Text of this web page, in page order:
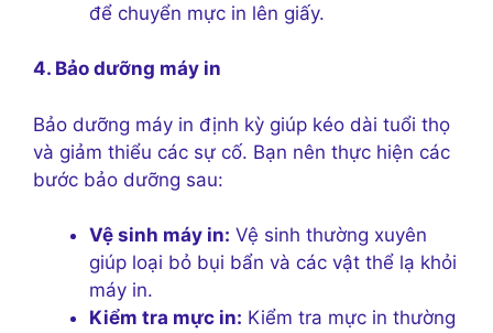
để chuyển mực in lên giấy.
4. Bảo dưỡng máy in
Bảo dưỡng máy in định kỳ giúp kéo dài tuổi thọ
và giảm thiểu các sự cố. Bạn nên thực hiện các
bước bảo dưỡng sau:
Vệ sinh máy in: Vệ sinh thường xuyên
giúp loại bỏ bụi bẩn và các vật thể lạ khỏi
máy in.
Kiểm tra mực in: Kiểm tra mực in thường